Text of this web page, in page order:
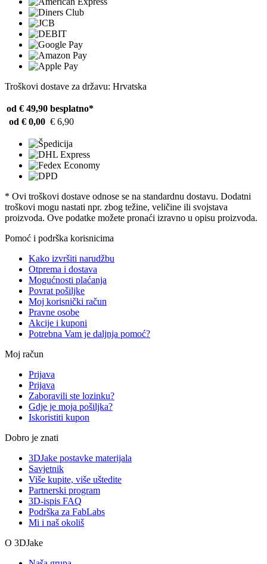
Troškovi dostave za državu: Hrvatska
od € 49,90 besplatno*
od € 0,00 € 6,90
* Ovi troškovi dostave odnose se na standardnu ​​dostavu. Dodatni
troškovi mogu nastati npr. zbog težine, veličine ili svojstava
proizvoda. Ove podatke možete pronaći izravno u opisu proizvoda.
Pomoć i podrška korisnicima
Kako izvršiti narudžbu
Otprema i dostava
Mogućnosti plaćanja
Povrat pošiljke
Moj korisnički račun
Pravne osobe
Akcije i kuponi
Potrebna Vam je daljnja pomoć?
Moj račun
Prijava
Prijava
Zaboravili ste lozinku?
Gdje je moja pošiljka?
Iskoristiti kupon
Dobro je znati
3DJake postavke materijala
Savjetnik
Više kupite, više uštedite
Partnerski program
3D-ispis FAQ
Podrška za FabLabs
Mi i naš okoliš
O 3DJake